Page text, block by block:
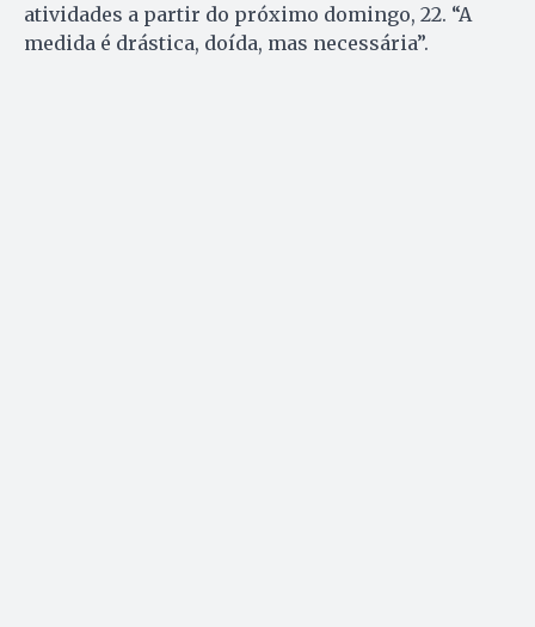
atividades a partir do próximo domingo, 22. “A
medida é drástica, doída, mas necessária”.